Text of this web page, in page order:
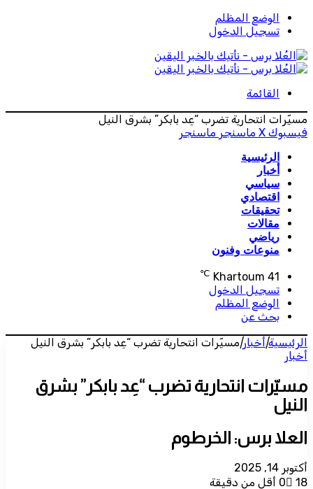
الوضع المظلم
تسجيل الدخول
القائمة
مسيّرات انتحارية تضرب “عِد بابكر” بشرق النيل
فيسبوك ‫X ماسنجر ماسنجر
الرئيسية
أخبار
سياسي
اقتصادي
تحقيقات
مقالات
رياضي
منوعات وفنون
Khartoum 41
℃
تسجيل الدخول
الوضع المظلم
بحث عن
الرئيسية|أخبار|مسيّرات انتحارية تضرب “عِد بابكر” بشرق النيل
أخبار
مسيّرات انتحارية تضرب “عِد بابكر” بشرق
النيل
العلا برس: الخرطوم
أكتوبر 14, 2025
0
18 أقل من دقيقة